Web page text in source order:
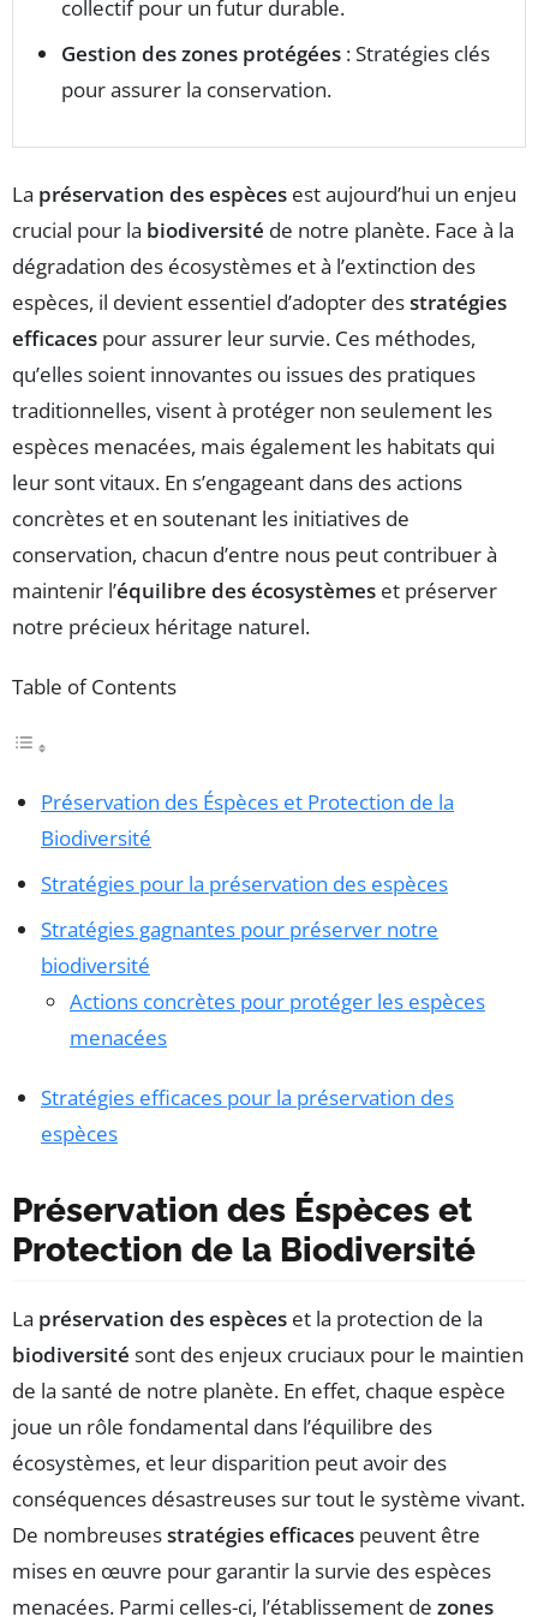
collectif pour un futur durable.
Gestion des zones protégées : Stratégies clés
pour assurer la conservation.
La préservation des espèces est aujourd’hui un enjeu
crucial pour la biodiversité de notre planète. Face à la
dégradation des écosystèmes et à l’extinction des
espèces, il devient essentiel d’adopter desstratégies
efficaces pour assurer leur survie. Ces méthodes,
qu’elles soient innovantes ou issues des pratiques
traditionnelles, visent à protéger non seulement les
espèces menacées, mais également les habitats qui
leur sont vitaux. En s’engageant dans des actions
concrètes et en soutenant les initiatives de
conservation, chacun d’entre nous peut contribuer à
maintenir l’équilibre des écosystèmes et préserver
notre précieux héritage naturel.
Table of Contents
Préservation des Éspèces et Protection de la
Biodiversité
Stratégies pour la préservation des espèces
Stratégies gagnantes pour préserver notre
biodiversité
Actions concrètes pour protéger les espèces
menacées
Stratégies efficaces pour la préservation des
espèces
Préservation des Éspèces et
Protection de la Biodiversité
La préservation des espèces et la protection de la
biodiversité sont des enjeux cruciaux pour le maintien
de la santé de notre planète. En effet, chaque espèce
joue un rôle fondamental dans l’équilibre des
écosystèmes, et leur disparition peut avoir des
conséquences désastreuses sur tout le système vivant.
De nombreusesstratégies efficaces peuvent être
mises en œuvre pour garantir la survie des espèces
menacées. Parmi celles-ci, l’établissement de zones